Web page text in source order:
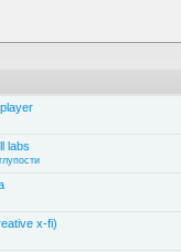
labs
x-fi)